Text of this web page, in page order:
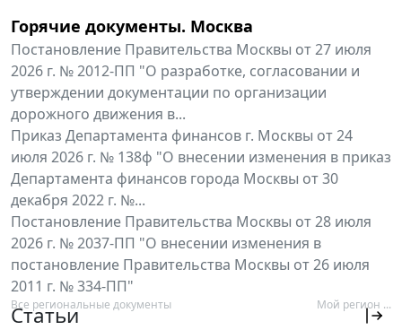
Горячие документы. Москва
Постановление Правительства Москвы от 27 июля
2026 г. № 2012-ПП "О разработке, согласовании и
утверждении документации по организации
дорожного движения в...
Приказ Департамента финансов г. Москвы от 24
июля 2026 г. № 138ф "О внесении изменения в приказ
Департамента финансов города Москвы от 30
декабря 2022 г. №...
Постановление Правительства Москвы от 28 июля
2026 г. № 2037-ПП "О внесении изменения в
постановление Правительства Москвы от 26 июля
2011 г. № 334-ПП"
Все региональные документы Мой регион ...
Статьи